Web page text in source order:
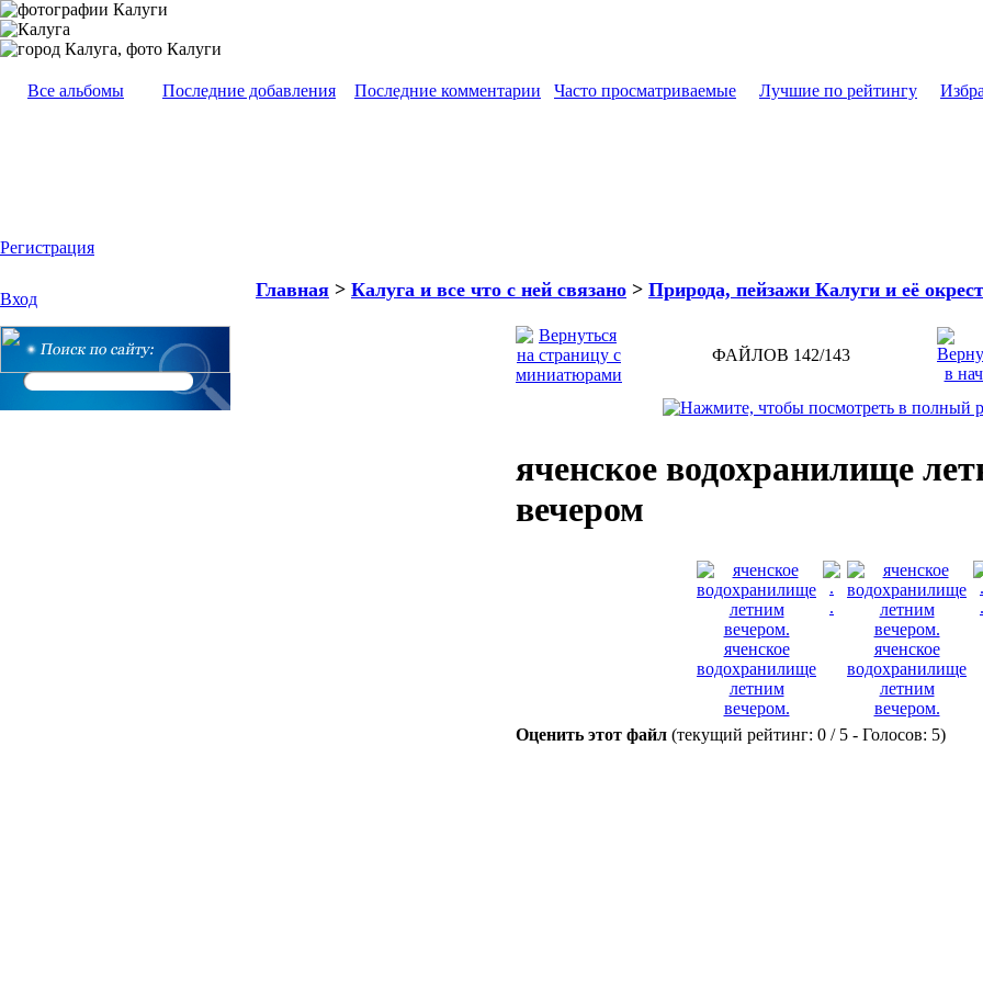
Все альбомы Последние добавления Последние комментарии Часто просматриваемые Лучшие по рейтингу
Регистрация
Вход Главная > Калуга и все что с ней связано > Природа, пейзажи Калуги и её
ФАЙЛОВ 142/143
яченское водохранилище
вечером
яченское
водохранилище
летним
вечером.
.
яченское
водохранилище
летним
вечером.
.
Оценить этот файл (текущий рейтинг: 0 / 5 - Голосов: 5)